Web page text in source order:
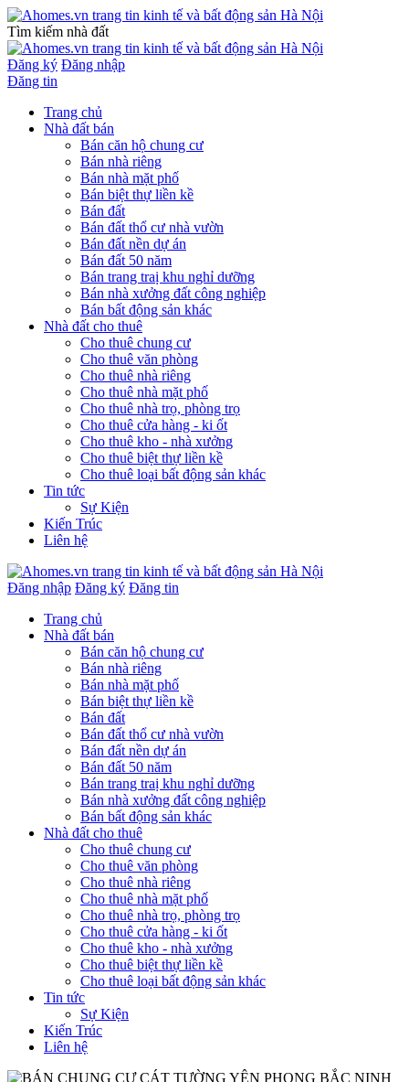
Tìm kiếm nhà đất
Đăng ký Đăng nhập
Đăng tin
Trang chủ
Nhà đất bán
Bán căn hộ chung cư
Bán nhà riêng
Bán nhà mặt phố
Bán biệt thự liền kề
Bán đất
Bán đất thổ cư nhà vườn
Bán đất nền dự án
Bán đất 50 năm
Bán trang traị khu nghỉ dưỡng
Bán nhà xưởng đất công nghiệp
Bán bất động sản khác
Nhà đất cho thuê
Cho thuê chung cư
Cho thuê văn phòng
Cho thuê nhà riêng
Cho thuê nhà mặt phố
Cho thuê nhà trọ, phòng trọ
Cho thuê cửa hàng - ki ốt
Cho thuê kho - nhà xưởng
Cho thuê biệt thự liền kề
Cho thuê loại bất động sản khác
Tin tức
Sự Kiện
Kiến Trúc
Liên hệ
Đăng nhập Đăng ký Đăng tin
Trang chủ
Nhà đất bán
Bán căn hộ chung cư
Bán nhà riêng
Bán nhà mặt phố
Bán biệt thự liền kề
Bán đất
Bán đất thổ cư nhà vườn
Bán đất nền dự án
Bán đất 50 năm
Bán trang traị khu nghỉ dưỡng
Bán nhà xưởng đất công nghiệp
Bán bất động sản khác
Nhà đất cho thuê
Cho thuê chung cư
Cho thuê văn phòng
Cho thuê nhà riêng
Cho thuê nhà mặt phố
Cho thuê nhà trọ, phòng trọ
Cho thuê cửa hàng - ki ốt
Cho thuê kho - nhà xưởng
Cho thuê biệt thự liền kề
Cho thuê loại bất động sản khác
Tin tức
Sự Kiện
Kiến Trúc
Liên hệ